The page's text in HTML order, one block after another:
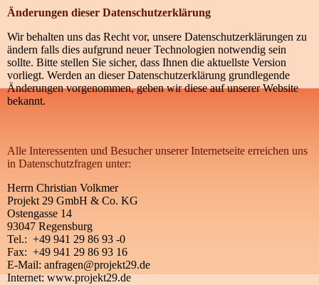
Änderungen dieser Datenschutzerklärung
Wir behalten uns das Recht vor, unsere Datenschutzerklärungen zu
ändern falls dies aufgrund neuer Technologien notwendig sein
sollte. Bitte stellen Sie sicher, dass Ihnen die aktuellste Version
vorliegt. Werden an dieser Datenschutzerklärung grundlegende
Änderungen vorgenommen, geben wir diese auf unserer Website
bekannt.
Alle Interessenten und Besucher unserer Internetseite erreichen uns
in Datenschutzfragen unter:
Herrn Christian Volkmer
Projekt 29 GmbH & Co. KG
Ostengasse 14
93047 Regensburg
Tel.: +49 941 29 86 93 -0
Fax: +49 941 29 86 93 16
E-Mail: anfragen@projekt29.de
Internet: www.projekt29.de